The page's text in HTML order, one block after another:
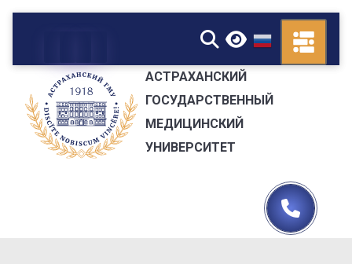
▼
АСТРАХАНСКИЙ
ГОСУДАРСТВЕННЫЙ
МЕДИЦИНСКИЙ
УНИВЕРСИТЕТ